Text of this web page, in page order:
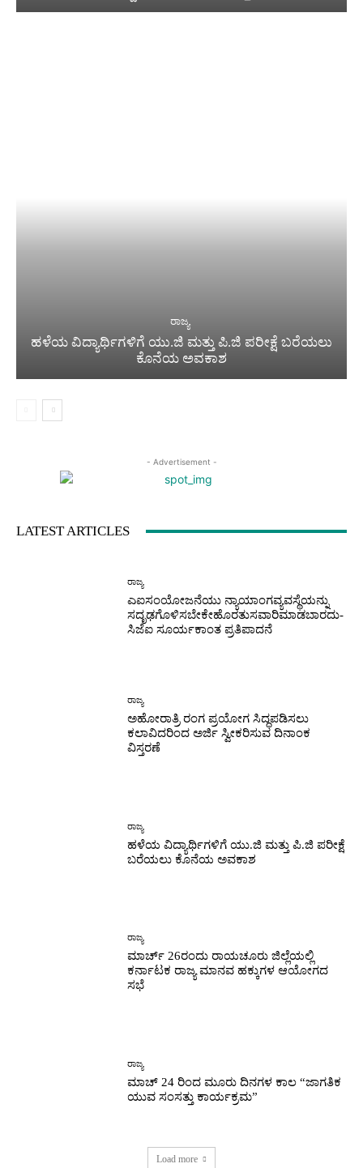
ರಾಜ್ಯ
ಹಳೆಯ ವಿದ್ಯಾರ್ಥಿಗಳಿಗೆ ಯು.ಜಿ ಮತ್ತು ಪಿ.ಜಿ ಪರೀಕ್ಷೆ ಬರೆಯಲು
ಕೊನೆಯ ಅವಕಾಶ
- Advertisement -
LATEST ARTICLES
ರಾಜ್ಯ
ಎಐಸಂಯೋಜನೆಯು ನ್ಯಾಯಾಂಗವ್ಯವಸ್ಥೆಯನ್ನು
ಸದೃಢಗೊಳಿಸಬೇಕೇಹೊರತುಸವಾರಿಮಾಡಬಾರದು-
ಸಿಜೆಐ ಸೂರ್ಯಕಾಂತ ಪ್ರತಿಪಾದನೆ
ರಾಜ್ಯ
ಅಹೋರಾತ್ರಿ ರಂಗ ಪ್ರಯೋಗ ಸಿದ್ಧಪಡಿಸಲು
ಕಲಾವಿದರಿಂದ ಅರ್ಜಿ ಸ್ವೀಕರಿಸುವ ದಿನಾಂಕ
ವಿಸ್ತರಣೆ
ರಾಜ್ಯ
ಹಳೆಯ ವಿದ್ಯಾರ್ಥಿಗಳಿಗೆ ಯು.ಜಿ ಮತ್ತು ಪಿ.ಜಿ ಪರೀಕ್ಷೆ
ಬರೆಯಲು ಕೊನೆಯ ಅವಕಾಶ
ರಾಜ್ಯ
ಮಾರ್ಚ್ 26ರಂದು ರಾಯಚೂರು ಜಿಲ್ಲೆಯಲ್ಲಿ
ಕರ್ನಾಟಕ ರಾಜ್ಯ ಮಾನವ ಹಕ್ಕುಗಳ ಆಯೋಗದ
ಸಭೆ
ರಾಜ್ಯ
ಮಾಚ್ 24 ರಿಂದ ಮೂರು ದಿನಗಳ ಕಾಲ “ಜಾಗತಿಕ
ಯುವ ಸಂಸತ್ತು ಕಾರ್ಯಕ್ರಮ”
Load more